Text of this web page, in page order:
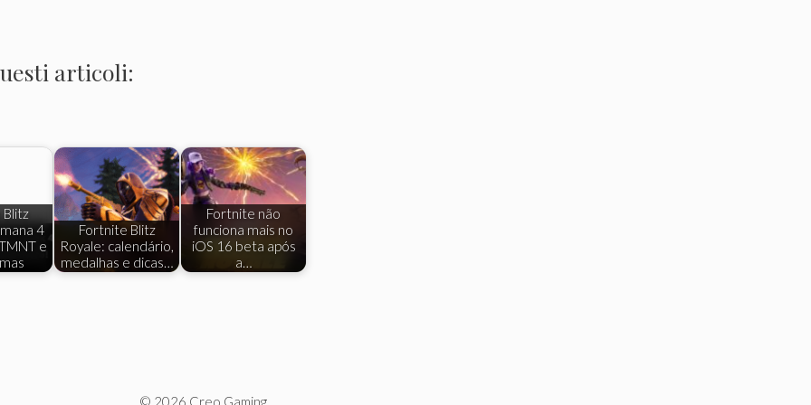
articoli:
4
e
Fortnite Blitz
Royale: calendário,
medalhas e dicas…
Fortnite não
funciona mais no
iOS 16 beta após
a…
© 2026 Creo Gaming